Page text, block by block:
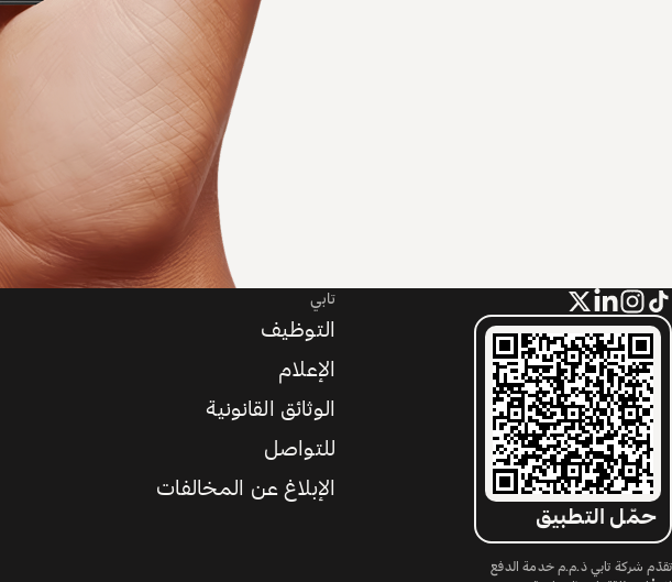
حمّل التطبيق
تقدّم شركة تابي ذ.م.م خدمة الدفع
تابي
التوظيف
الإعلام
الوثائق القانونية
للتواصل
الإبلاغ عن المخالفات